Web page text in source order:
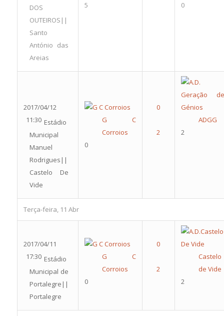
DOS
OUTEIROS||
Santo
António das
Areias
5
0
2017/04/12
11:30 Estádio
Municipal
Manuel
Rodrigues||
Castelo De
Vide
G C
Corroios
0
ADGG
2
Terça-feira, 11 Abr
2017/04/11
17:30 Estádio
Municipal de
Portalegre||
Portalegre
G C
Corroios
0
Castelo
de Vide
2